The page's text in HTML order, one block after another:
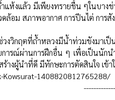
แห้งแล้ว มีเพียงทรายชื้น ๆในบาง
ดล้อม สภาพอากาศ การปีนไต่ กา
งวิกฤตที่ถ้ำหลวงมีน้ำท่วมขังมาเป็
รณ์ผ่านการฝึกอื่น ๆ เพื่อเป็นนัก
ร้างผู้นำที่ดี มีทักษะการตัดสินใจ
Kowsurat-1408820812765288/